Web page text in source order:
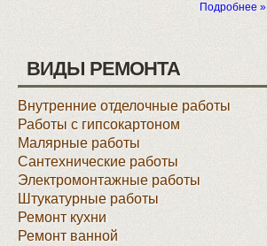
Подробнее »
ВИДЫ РЕМОНТА
Внутренние отделочные работы
Работы с гипсокартоном
Малярные работы
Сантехнические работы
Электромонтажные работы
Штукатурные работы
Ремонт кухни
Ремонт ванной